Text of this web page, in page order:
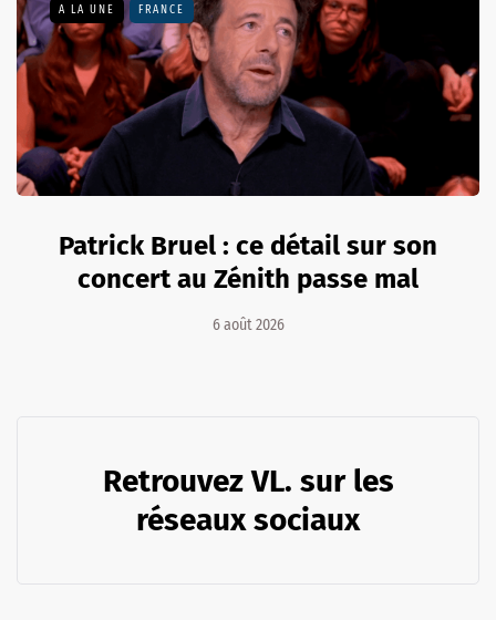
A LA UNE FRANCE
Patrick Bruel : ce détail sur son
concert au Zénith passe mal
6 août 2026
Retrouvez VL. sur les
réseaux sociaux